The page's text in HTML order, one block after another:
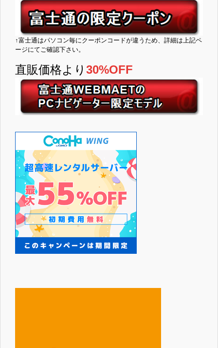
↑富士通はパソコン毎にクーポンコードが違うため、詳細は上記ペ
ージにてご確認下さい。
直販価格より 30%OFF